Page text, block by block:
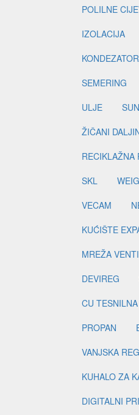
POLILNE
IZOLACIJA
KONDEZATOR
SEMERING
ULJE
ŽIČANI
RECIKLAŽNA
SKL
VECAM
KUĆIŠTE
MREŽA
DEVIREG
CU
PROPAN
VANJSKA
KUHALO ZA
DIGITALNI